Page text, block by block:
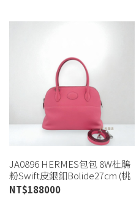
JA0896 HERMES包包 8W杜鵑
粉Swift皮銀釦Bolide27cm (桃
園店)
NT$188000